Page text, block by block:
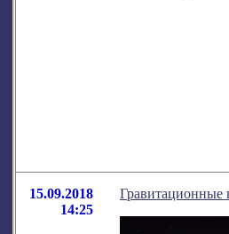
15.09.2018
14:25
Гравитационные